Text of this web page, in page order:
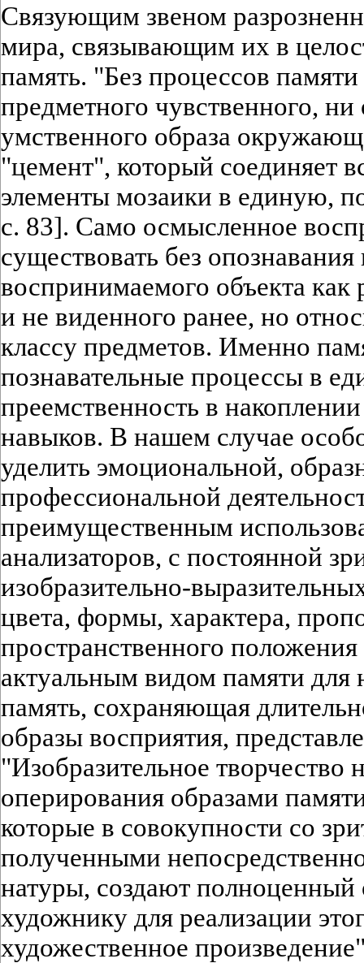
Связующим звеном
мира, связывающим их в
память. "Без процессов
предметного чувственного, ни
умственного образа
"цемент", который соединяет
элементы мозаики в единую,
с. 83]. Само осмысленное
существовать без
воспринимаемого объекта как
и не виденного ранее, но
классу предметов. Именно
познавательные процессы в
преемственность в
навыков. В нашем случае
уделить эмоциональной,
профессиональной
преимущественным
анализаторов, с постоянной
изобразительно-
цвета, формы, характера,
пространственного
актуальным видом памяти для
память, сохраняющая
образы восприятия,
"Изобразительное творчество
оперирования образами
которые в совокупности со
полученными
натуры, создают
художнику для реализации
художественное